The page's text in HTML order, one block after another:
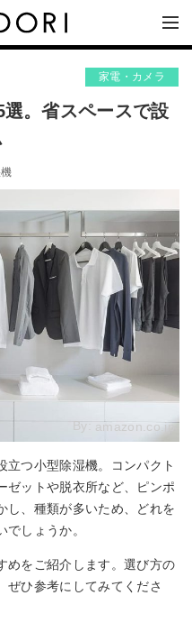
家電・カメラ
。省スペースで設
By: amazon.co.jp
立つ小型除湿機。コンパクト
ゼットや脱衣所など、ピンポ
し、種類が多いため、どれを
しょうか。
めをご紹介します。選び方の
ぜひ参考にしてみてくださ